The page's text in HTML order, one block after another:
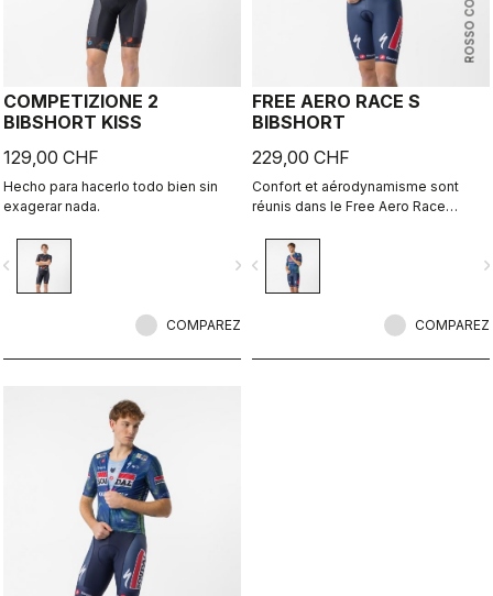
COMPETIZIONE 2
BIBSHORT KISS
129,00 CHF
Hecho para hacerlo todo bien sin
exagerar nada.
navigate_next
COMPAREZ
ROSSO CORSA
FREE AERO RACE S
BIBSHORT
229,00 CHF
Confort et aérodynamisme sont
réunis dans le Free Aero Race
confortable à ce jour.
navigate_before
COMPAREZ